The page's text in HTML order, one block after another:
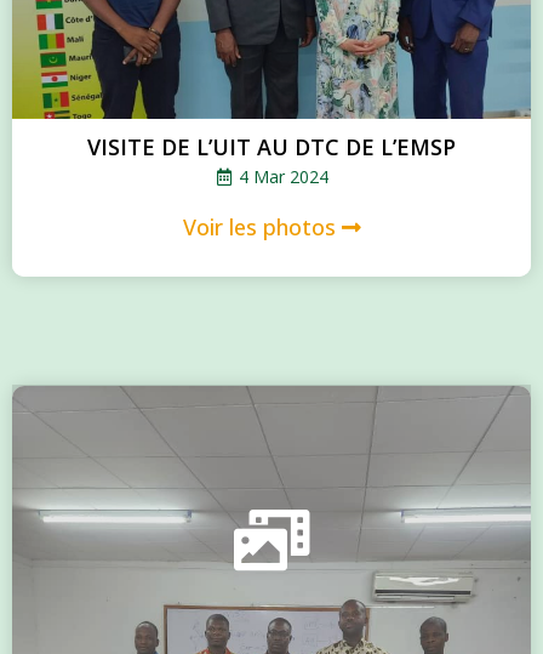
VISITE DE L’UIT AU DTC DE L’EMSP
4 Mar 2024
Voir les photos